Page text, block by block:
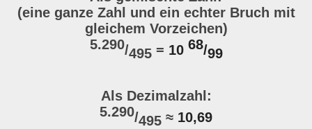
(eine ganze Zahl und ein echter Bruch mit
gleichem Vorzeichen)
5.290/495 = 10 68/99
Als Dezimalzahl:
5.290/495 ≈ 10,69